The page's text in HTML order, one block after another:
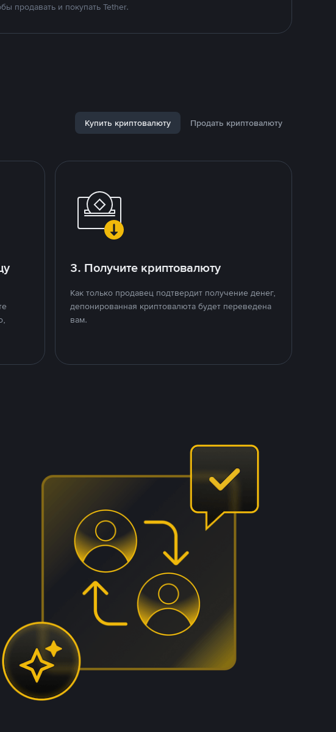
продавать и покупать Tether.
Купить криптовалюту Продать криптовалюту
3. Получите криптовалюту
Как только продавец подтвердит получение денег,
депонированная криптовалюта будет переведена
вам.